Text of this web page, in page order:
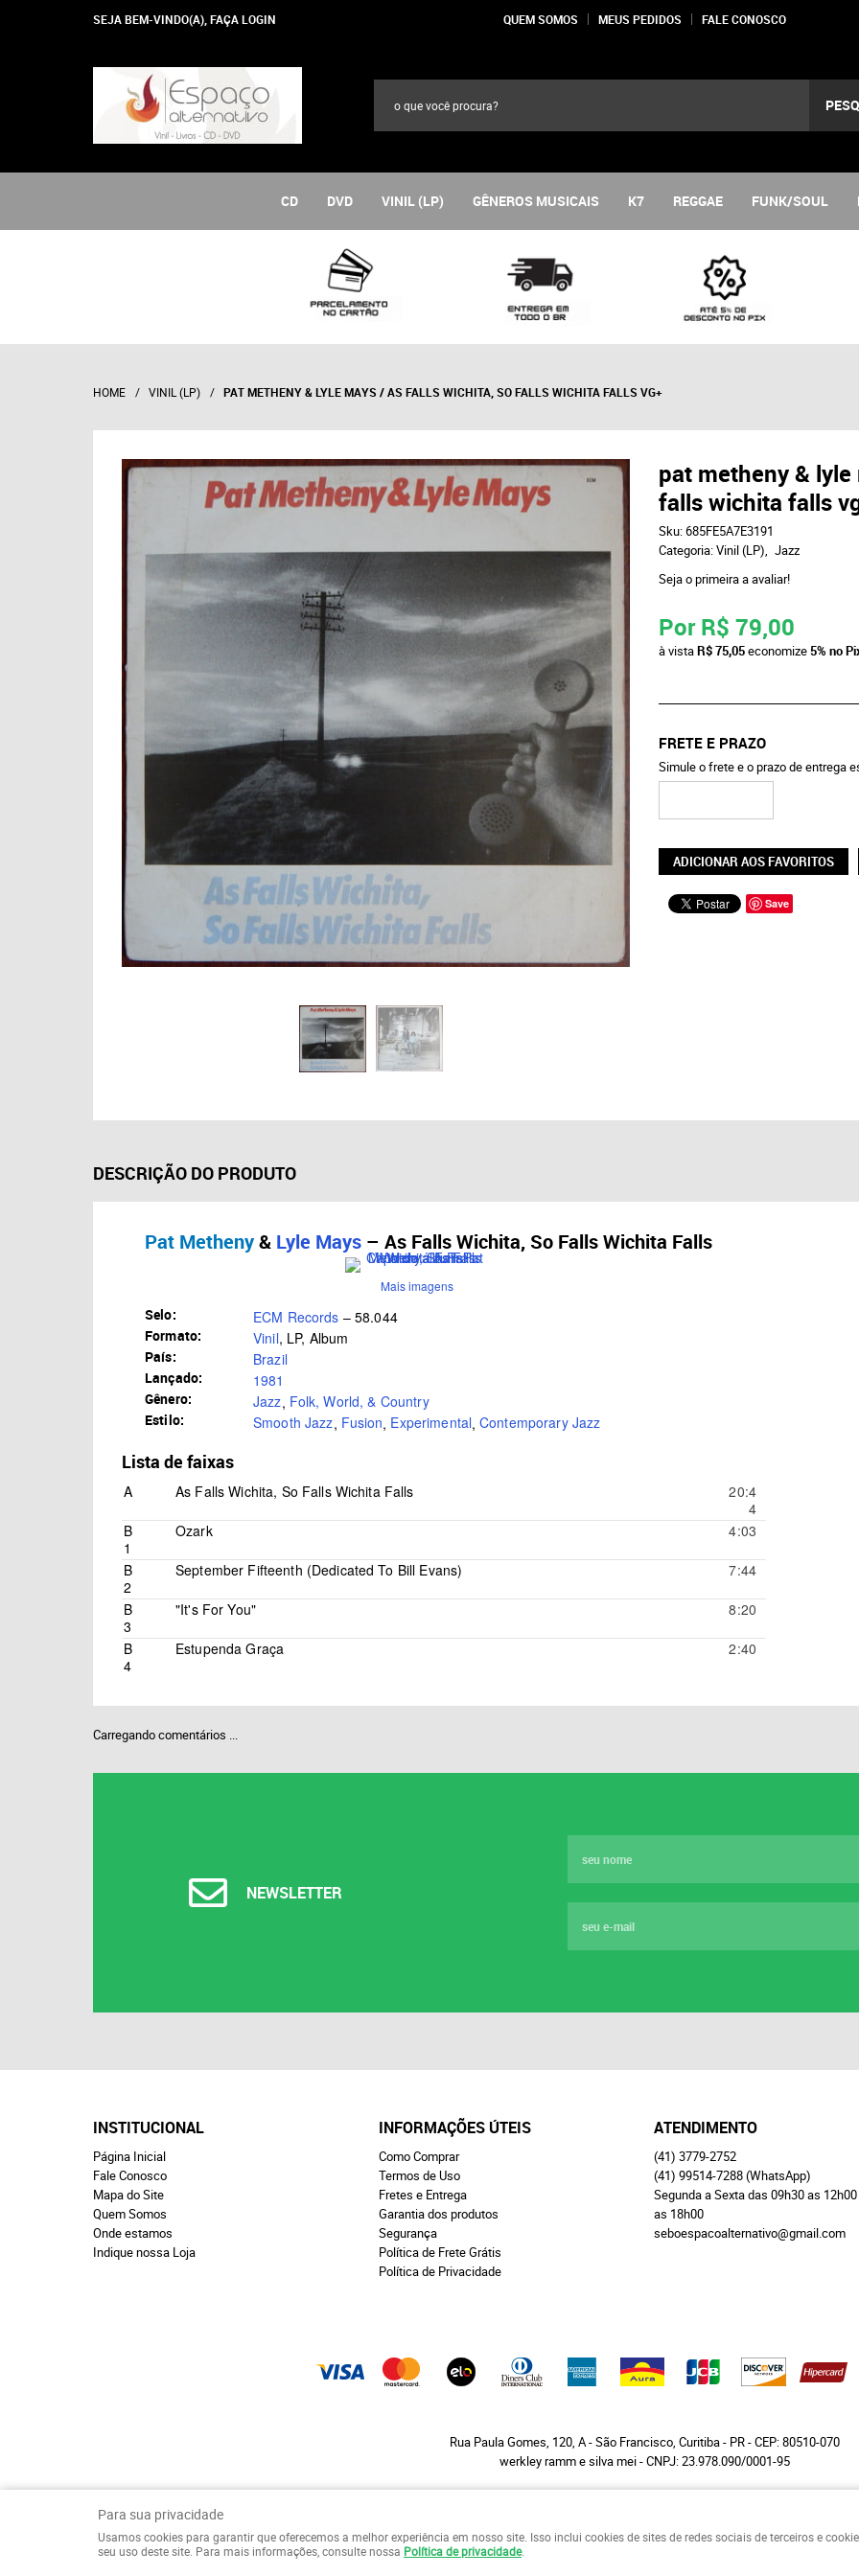
SEJA BEM-VINDO(A), FAÇA LOGIN QUEM SOMOS MEUS PEDIDOS FALE CONOSCO
CD DVD VINIL (LP) GÊNEROS MUSICAIS K7 REGGAE FUNK/SOUL
HOME VINIL (LP) PAT METHENY & LYLE MAYS / AS FALLS WICHITA, SO FALLS WICHITA FALLS VG+
pat metheny &
falls wichita falls
Sku:685FE5A7E3191
Categoria:Vinil (LP)
Jazz
Seja o primeira a avaliar!
Por R$ 79,00
à vistaR$ 75,05economize5% no
FRETE E PRAZO
Simule o frete e o prazo de entrega
ADICIONAR AOS FAVORITOS
Save
DESCRIÇÃO DO PRODUTO
Pat Metheny& Lyle Mays – As Falls Wichita, So Falls Wichita Falls
Mais imagens
Selo: ECM Records – 58.044
Formato: Vinil, LP, Album
País: Brazil
Lançado: 1981
Gênero: Jazz, Folk, World, & Country
Estilo: Smooth Jazz, Fusion, Experimental,Contemporary Jazz
Lista de faixas
A As Falls Wichita, So Falls Wichita Falls
20:4
4
B
1
Ozark 4:03
B
2
September Fifteenth (Dedicated To Bill Evans) 7:44
B
3
"It's For You" 8:20
B
4
Estupenda Graça 2:40
Carregando comentários ...
NEWSLETTER
INSTITUCIONAL
Página Inicial
Fale Conosco
Mapa do Site
Quem Somos
Onde estamos
Indique nossa Loja
INFORMAÇÕES ÚTEIS
Como Comprar
Termos de Uso
Fretes e Entrega
Garantia dos produtos
Segurança
Política de Frete Grátis
Política de Privacidade
ATENDIMENTO
(41) 3779-2752
(41) 99514-7288(WhatsApp)
Segunda a Sexta das 09h30 as
as 18h00
seboespacoalternativo@gmail.com
Rua Paula Gomes, 120, A-São Francisco, Curitiba- PR-CEP: 80510-070
werkley ramm e silva mei - CNPJ: 23.978.090/0001-95
LOJA VIRTUAL CRIADA POR
Para sua privacidade
Usamos cookies para garantir que oferecemos a melhor experiência em nosso site. Isso inclui cookies de sites de redes sociais de terceiros e
seu uso deste site. Para mais informações, consulte nossa Política de privacidade.